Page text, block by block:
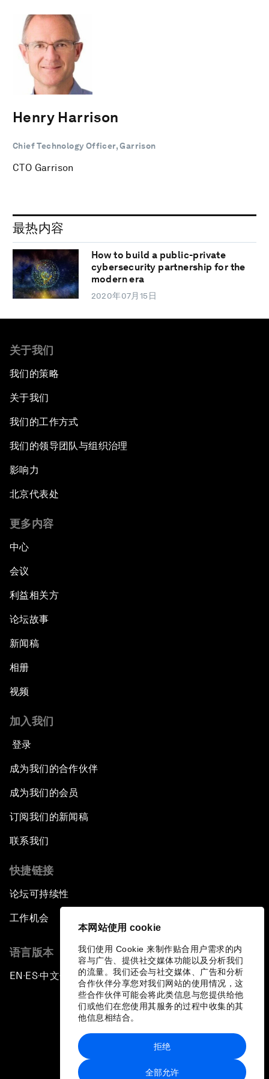
本网站使用 cookie
我们使用 Cookie 来制作贴合用户需求的内
容与广告、提供社交媒体功能以及分析我们
的流量。我们还会与社交媒体、广告和分析
合作伙伴分享您对我们网站的使用情况，这
些合作伙伴可能会将此类信息与您提供给他
们或他们在您使用其服务的过程中收集的其
他信息相结合。
全部允许
拒绝
Henry Harrison
Chief Technology Officer, Garrison
CTO Garrison
最热内容
How to build a public-private
cybersecurity partnership for the
modern era
2020年07月15日
关于我们
我们的策略
关于我们
我们的工作方式
我们的领导团队与组织治理
影响力
北京代表处
更多内容
中心
会议
利益相关方
论坛故事
新闻稿
相册
视频
加入我们
登录
成为我们的合作伙伴
成为我们的会员
订阅我们的新闻稿
联系我们
快捷链接
论坛可持续性
工作机会
语言版本
EN ▪ ES▪中文▪ 日本語